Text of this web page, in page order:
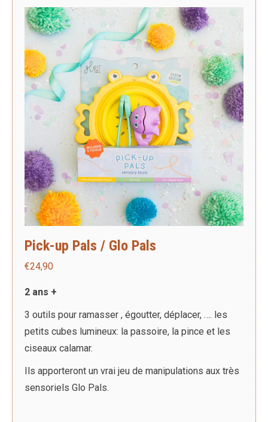
options
peuvent
être
choisies
sur
page
du
produit
Pick-up Pals / Glo Pals
€24,90
2 ans +
3 outils pour ramasser , égoutter, déplacer, …. les
petits cubes lumineux: la passoire, la pince et les
ciseaux calamar.
Ils apporteront un vrai jeu de manipulations aux très
sensoriels Glo Pals.